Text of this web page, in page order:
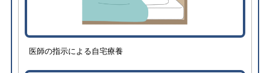
医師の指示による自宅療養